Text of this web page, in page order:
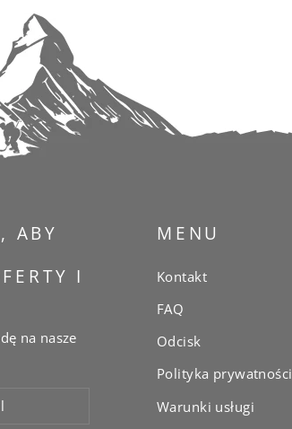
ABY
I
na nasze
MENU
Kontakt
FAQ
Odcisk
Polityka prywatności
Warunki usługi